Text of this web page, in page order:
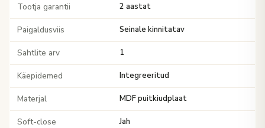
Tootja garantii 2 aastat
Paigaldusviis Seinale kinnitatav
Sahtlite arv 1
Käepidemed Integreeritud
Materjal MDF puitkiudplaat
Soft-close Jah